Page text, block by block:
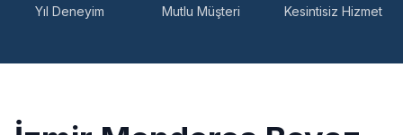
Yıl Deneyim Mutlu Müşteri Kesintisiz Hizmet